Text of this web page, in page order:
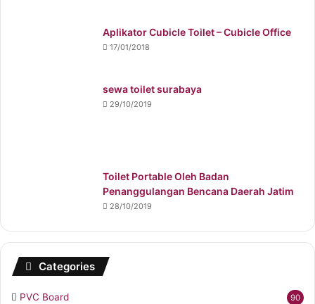
Aplikator Cubicle Toilet – Cubicle Office
17/01/2018
sewa toilet surabaya
29/10/2019
Toilet Portable Oleh Badan
Penanggulangan Bencana Daerah Jatim
28/10/2019
Categories
PVC Board 90